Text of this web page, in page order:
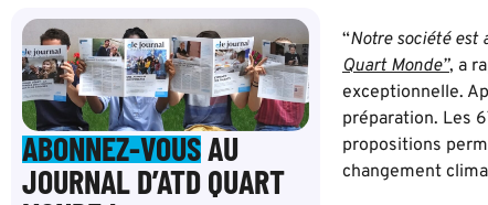
ABONNEZ-VOUSAU
JOURNAL D’ATD QUART
“Notre société est
Quart Monde”, a
exceptionnelle.
préparation. Les
propositions
changement